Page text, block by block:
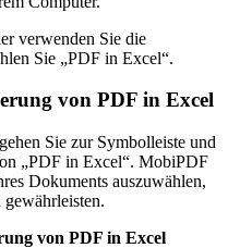
verwenden Sie die
Sie „PDF in Excel“.
von PDF in Excel
Sie zur Symbolleiste und
„PDF in Excel“. MobiPDF
Dokuments auszuwählen,
von PDF in Excel